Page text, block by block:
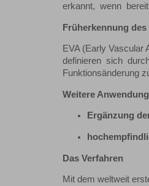
erkannt, wenn
Früherkennung
EVA (Early
definieren sich
Funktionsänderung
Weitere
Ergänzung
Das Verfahren
Mit dem weltweit